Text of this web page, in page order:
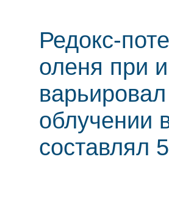
Редокс-
оленя при
облучении
составлял